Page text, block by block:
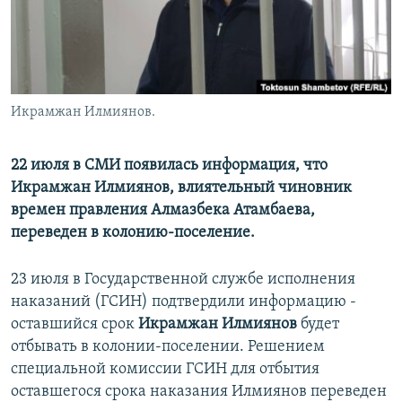
Икрамжан Илмиянов.
22 июля в СМИ появилась информация, что
Икрамжан Илмиянов, влиятельный чиновник
времен правления Алмазбека Атамбаева,
переведен в колонию-поселение.
23 июля в Государственной службе исполнения
наказаний (ГСИН) подтвердили информацию -
оставшийся срок Икрамжан Илмиянов будет
отбывать в колонии-поселении. Решением
специальной комиссии ГСИН для отбытия
оставшегося срока наказания Илмиянов переведен